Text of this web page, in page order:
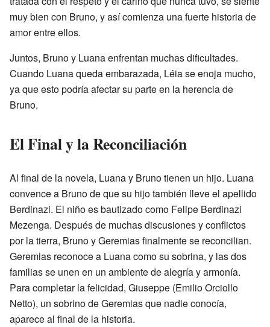
muy bien con Bruno, y así comienza una fuerte historia de
amor entre ellos.
Juntos, Bruno y Luana enfrentan muchas dificultades.
Cuando Luana queda embarazada, Léia se enoja mucho,
ya que esto podría afectar su parte en la herencia de
Bruno.
El Final y la Reconciliación
Al final de la novela, Luana y Bruno tienen un hijo. Luana
convence a Bruno de que su hijo también lleve el apellido
Berdinazi. El niño es bautizado como Felipe Berdinazi
Mezenga. Después de muchas discusiones y conflictos
por la tierra, Bruno y Geremias finalmente se reconcilian.
Geremias reconoce a Luana como su sobrina, y las dos
familias se unen en un ambiente de alegría y armonía.
Para completar la felicidad, Giuseppe (Emilio Orciollo
Netto), un sobrino de Geremias que nadie conocía,
aparece al final de la historia.